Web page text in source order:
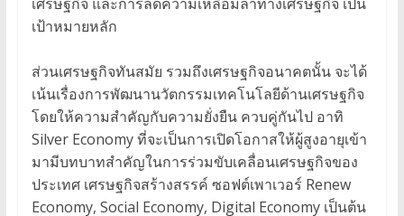
เป้าหมายหลัก
ส่วนเศรษฐกิจทันสมัย รวมถึงเศรษฐกิจอนาคตนั้น จะได้
เน้นเรื่องการพัฒนานวัตกรรมเทคโนโลยีด้านเศรษฐกิจ
โดยให้ความสำคัญกับความยั่งยืน ควบคู่กันไป อาทิ
Silver Economy ที่จะเป็นการเปิดโอกาสให้ผู้สูงอายุเข้า
มามีบทบาทสำคัญในการร่วมขับเคลื่อนเศรษฐกิจของ
ประเทศ เศรษฐกิจสร้างสรรค์ ซอฟต์เพาเวอร์ Renew
Economy, Social Economy, Digital Economy เป็นต้น